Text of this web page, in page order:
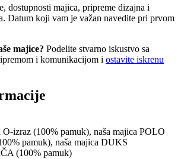
dostupnosti majica, pripreme dizajna i
Datum koji vam je važan navedite pri prvom
majice? Podelite stvarno iskustvo sa
i komunikacijom i ostavite iskrenu
O-izraz (100% pamuk), naša majica POLO
pamuk), naša majica DUKS
(100% pamuk)